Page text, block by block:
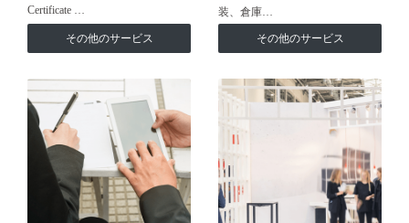
Certificate …
その他のサービス
装、倉庫…
その他のサービス